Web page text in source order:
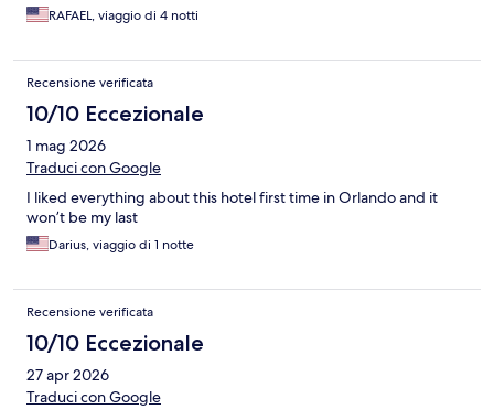
RAFAEL, viaggio di 4 notti
Recensione verificata
10/10 Eccezionale
1 mag 2026
Traduci con Google
I liked everything about this hotel first time in Orlando and it
won’t be my last
Darius, viaggio di 1 notte
Recensione verificata
10/10 Eccezionale
27 apr 2026
Traduci con Google